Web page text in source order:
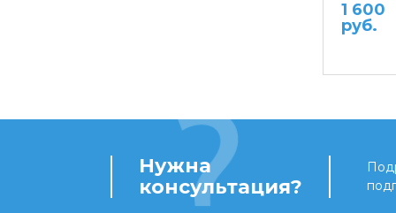
1 600
руб.
Нужна
консультация?